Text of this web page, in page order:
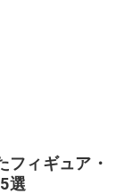
フィギュア・
選